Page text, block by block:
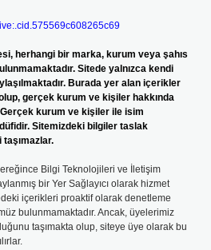
herhangi bir marka, kurum veya şahıs
Sitede yalnızca kendi
Burada yer alan içerikler
gerçek kurum ve kişiler hakkında
Gerçek kurum ve kişiler ile isim
Sitemizdeki bilgiler taslak
Bilgi Teknolojileri ve İletişim
bir Yer Sağlayıcı olarak hizmet
içerikleri proaktif olarak denetleme
bulunmamaktadır. Ancak, üyelerimiz
taşımakta olup, siteye üye olarak bu